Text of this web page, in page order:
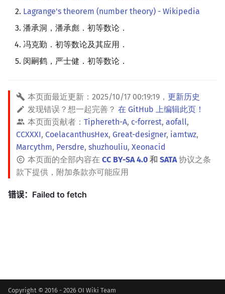
Lagrange's theorem (number theory) - Wikipedia
潘承洞，潘承彪．初等数论．
冯克勤．初等数论及其应用．
闵嗣鹤，严士健．初等数论．
本页面最近更新： 2025/10/17 00:19:19 ， 更新历史
发现错误？想一起完善？ 在 GitHub 上编辑此页！
本页面贡献者： Tiphereth-A, c-forrest, aofall,
CCXXXI, CoelacanthusHex, Great-designer, iamtwz,
Marcythm, Persdre, shuzhouliu, Xeonacid
本页面的全部内容在 CC BY-SA 4.0 和 SATA协议之条
款下提供，附加条款亦可能应用
Copyright © 2016 - 2026 OI Wiki Team